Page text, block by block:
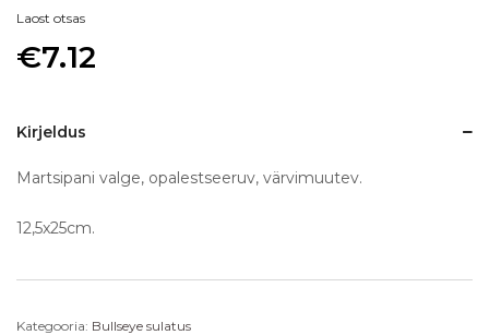
Laost otsas
€7.12
Kirjeldus
Martsipani valge, opalestseeruv, värvimuutev.
12,5x25cm.
Kategooria: Bullseye sulatus